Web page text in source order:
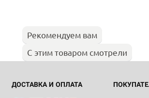
Рекомендуем вам
С этим товаром смотрели
ДОСТАВКА И ОПЛАТА